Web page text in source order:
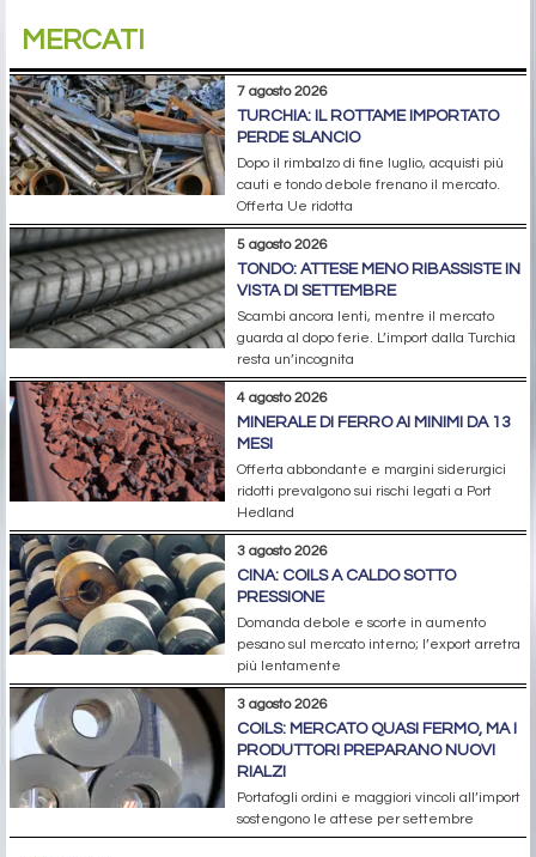
MERCATI
7 agosto 2026
TURCHIA: IL ROTTAME IMPORTATO
PERDE SLANCIO
Dopo il rimbalzo di fine luglio, acquisti più
cauti e tondo debole frenano il mercato.
Offerta Ue ridotta
5 agosto 2026
TONDO: ATTESE MENO RIBASSISTE IN
VISTA DI SETTEMBRE
Scambi ancora lenti, mentre il mercato
guarda al dopo ferie. L’import dalla Turchia
resta un’incognita
4 agosto 2026
MINERALE DI FERRO AI MINIMI DA 13
MESI
Offerta abbondante e margini siderurgici
ridotti prevalgono sui rischi legati a Port
Hedland
3 agosto 2026
CINA: COILS A CALDO SOTTO
PRESSIONE
Domanda debole e scorte in aumento
pesano sul mercato interno; l’export arretra
più lentamente
3 agosto 2026
COILS: MERCATO QUASI FERMO, MA I
PRODUTTORI PREPARANO NUOVI
RIALZI
Portafogli ordini e maggiori vincoli all’import
sostengono le attese per settembre